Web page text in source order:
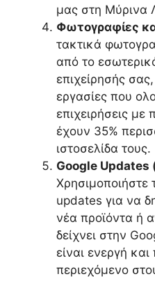
μας στη Μύρινα
Φωτογραφίες
τακτικά
από το
επιχείρησής
εργασίες που
επιχειρήσεις με
έχουν 35%
ιστοσελίδα τους.
Google Updates
Χρησιμοποιήστε
updates για να
νέα προϊόντα ή
δείχνει στην
είναι ενεργή
περιεχόμενο